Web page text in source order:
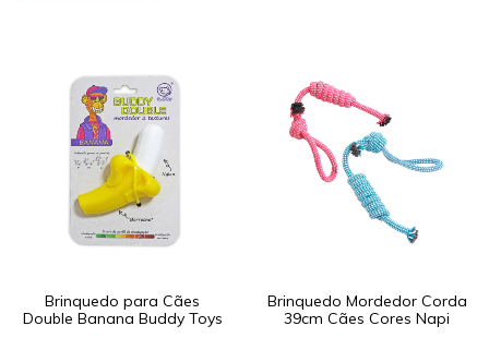
Brinquedo para Cães
Double Banana Buddy Toys
Brinquedo Mordedor Corda
39cm Cães Cores Napi